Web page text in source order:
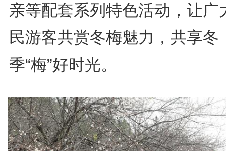
亲等配套系列特色活动，让广
民游客共赏冬梅魅力，共享冬
季“梅”好时光。